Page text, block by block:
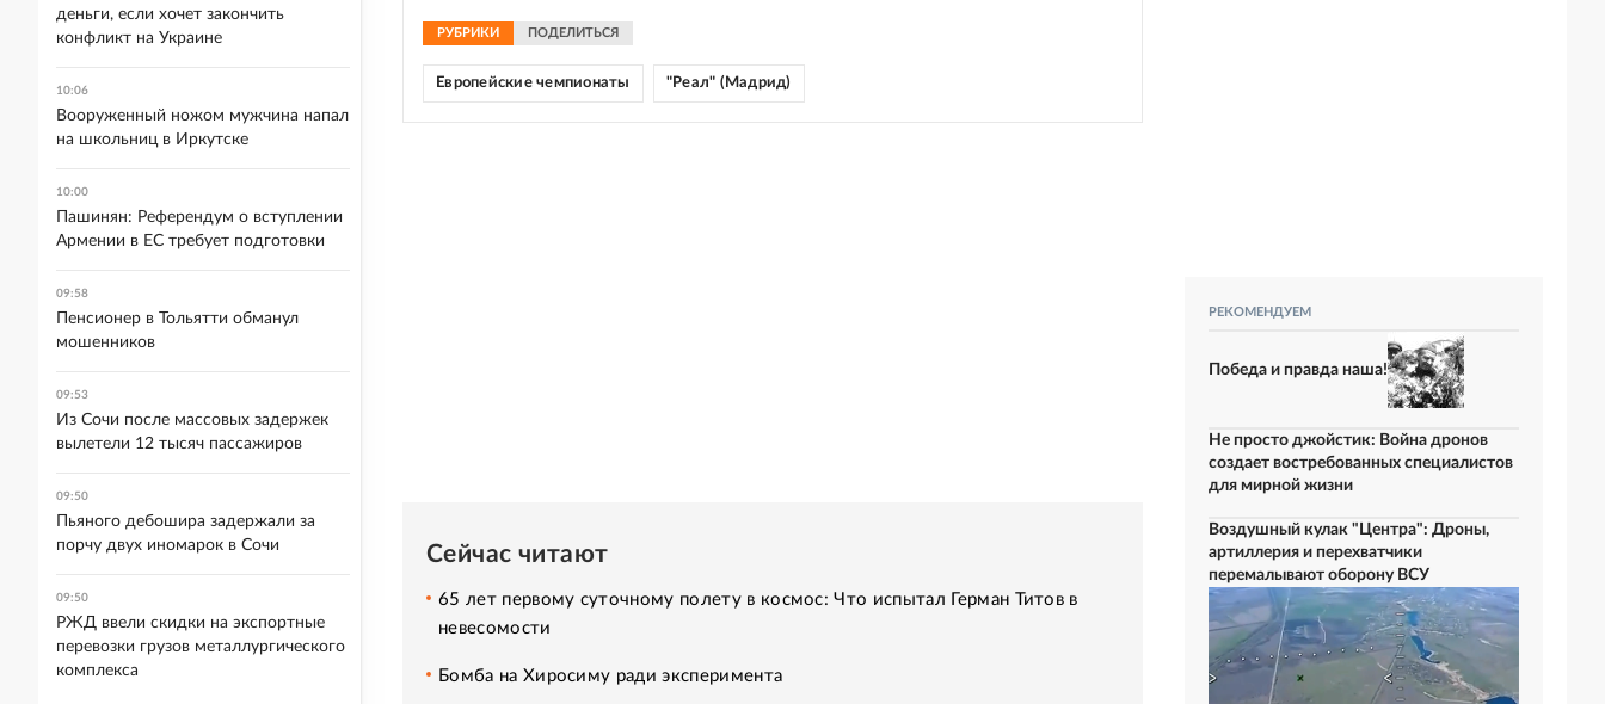
РУБРИКИ ПОДЕЛИТЬСЯ
Европейские чемпионаты "Реал" (Мадрид)
Сейчас читают
65 лет первому суточному полету в космос: Что испытал Герман Титов в
невесомости
Бомба на Хиросиму ради эксперимента
РЕКОМЕНДУЕМ
Победа и правда наша!
Не просто джойстик: Война дронов
создает востребованных специалистов
для мирной жизни
Воздушный кулак "Центра": Дроны,
артиллерия и перехватчики
перемалывают оборону ВСУ
деньги, если хочет закончить
конфликт на Украине
10:06
Вооруженный ножом мужчина напал
на школьниц в Иркутске
10:00
Пашинян: Референдум о вступлении
Армении в ЕС требует подготовки
09:58
Пенсионер в Тольятти обманул
мошенников
09:53
Из Сочи после массовых задержек
вылетели 12 тысяч пассажиров
09:50
Пьяного дебошира задержали за
порчу двух иномарок в Сочи
09:50
РЖД ввели скидки на экспортные
перевозки грузов металлургического
комплекса